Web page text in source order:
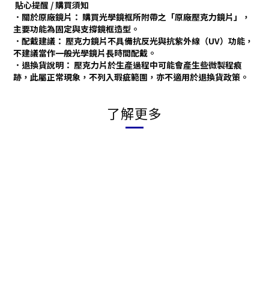
貼心提醒 / 購買須知
．關於原廠鏡片： 購買光學鏡框所附帶之「原廠壓克力鏡片」，
主要功能為固定與支撐鏡框造型。
．配戴建議： 壓克力鏡片不具備抗反光與抗紫外線（UV）功能，
不建議當作一般光學鏡片長時間配戴。
．退換貨說明： 壓克力片於生產過程中可能會產生些微製程痕
跡，此屬正常現象，不列入瑕疵範圍，亦不適用於退換貨政策。
了解更多